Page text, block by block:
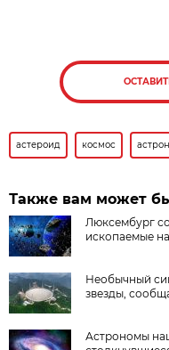
астероид космос
Также вам может
Люксембург
ископаемые
Необычный
звезды,
Астрономы